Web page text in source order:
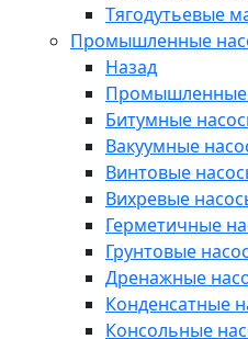
Тягодутьевые
Промышленные
Назад
Промышленные
Битумные
Вакуумные
Винтовые
Вихревые
Герметичные
Грунтовые
Дренажные
Конденсатные
Консольные